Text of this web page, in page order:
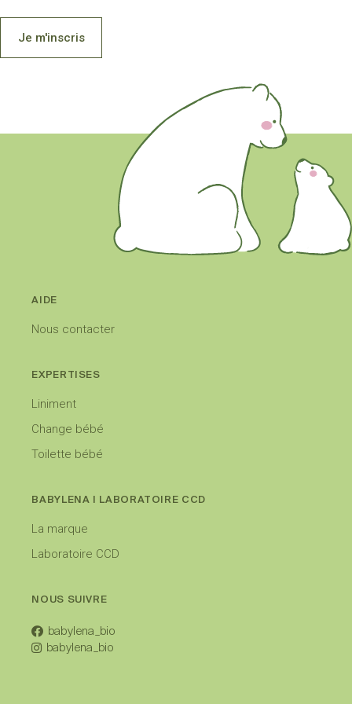
Je m'inscris
AIDE
Nous contacter
EXPERTISES
Liniment
Change bébé
Toilette bébé
BABYLENA I LABORATOIRE CCD
La marque
Laboratoire CCD
NOUS SUIVRE
babylena_bio
babylena_bio